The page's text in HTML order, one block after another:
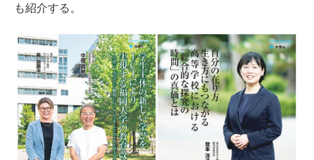
も紹介する。